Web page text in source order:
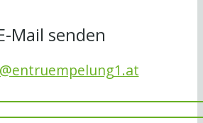
Mail senden